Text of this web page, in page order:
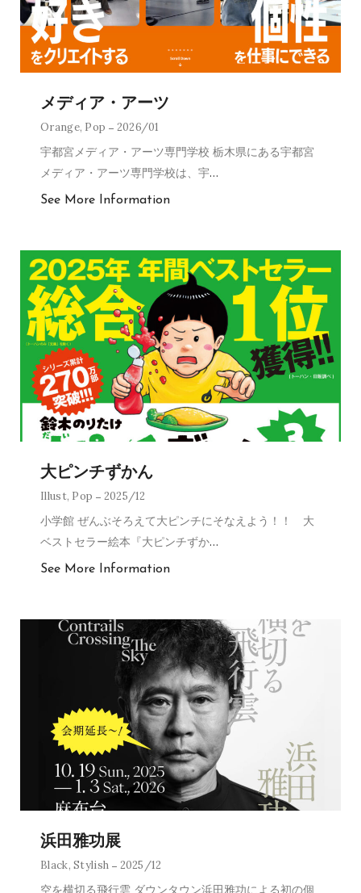
メディア・アーツ
Orange, Pop 2026/01
宇都宮メディア・アーツ専門学校 栃木県にある宇都宮
メディア・アーツ専門学校は、宇…
See More Information
大ピンチずかん
Illust, Pop 2025/12
小学館 ぜんぶそろえて大ピンチにそなえよう！！ 大
ベストセラー絵本『大ピンチずか…
See More Information
浜田雅功展
Black,Stylish 2025/12
空を横切る飛行雲 ダウンタウン浜田雅功による初の個